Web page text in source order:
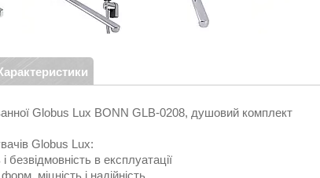
Globus Lux BONN GLB-0208, душовий комплект
Globus Lux:
і безвідмовність в експлуатації
міцність і надійність